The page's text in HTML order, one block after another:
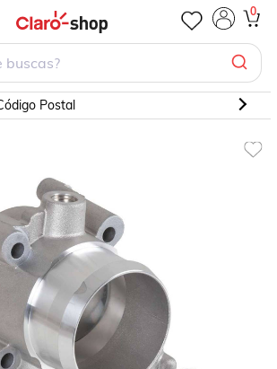
0
Postal
Ford Fiesta St 4cil 1.6 2018 6pines